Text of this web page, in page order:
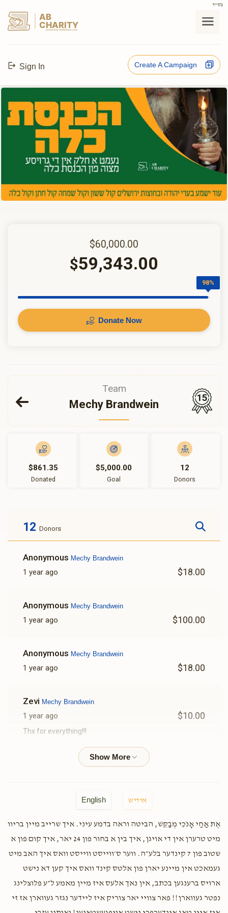
בס"ד
AB
CHARITY
powerd by ahblicklive.com
Sign In Create A Campaign
$60,000.00
$59,343.00
98%
Donate Now
Team
Mechy Brandwein
15
$861.35
Donated
$5,000.00
Goal
12
Donors
12 Donors
Anonymous Mechy Brandwein
1 year ago $18.00
Anonymous Mechy Brandwein
1 year ago $100.00
Anonymous Mechy Brandwein
1 year ago $18.00
Zevi Mechy Brandwein
1 year ago $10.00
Thx for everything!!!
Shmaya Lorincz
Ari prushinovsky, Yitzi vagshall,
Thank you everyone כל אחד בשמו יבורך keep on rocking
we can do this! ❤️❤️❤️
AnonymousMechy Brandwein
1 year ago $100.00
English אידיש
אֶת אַחַי אָנֹכִי מְבַקֵּשׁ, הביטה וראה בדמע עיני. איך שרייב מיין בריוו
מיט טרערן אין די אויגן, איך בין א בחור פון 24 יאר, איך קום פון א
שטוב פון 7 קינדער בלע״ה. ווער ס׳ווייסט ווייסט וואס איך האב מיט
געמאכט אין מיינע יארן פון אלטס קינד וואס איך קען דא נישט
ארויס ברענגען בכתב, אין נאך אלעס איז מיין מאמע ל״ע פלוצלינג
נפטר געווארן!! פאר צוויי יאר צוריק איז ליידער נגזר געווארן אז זי